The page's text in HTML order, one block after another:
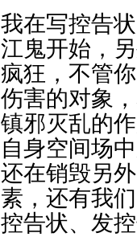
我在写控告
江鬼开始，
疯狂，不管
伤害的对象
镇邪灭乱的
自身空间场
还在销毁另
素，还有我
控告状、发